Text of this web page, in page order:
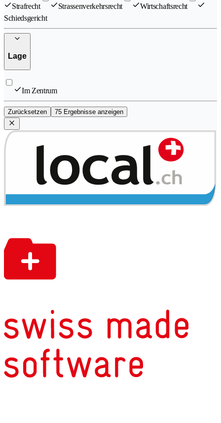
Strafrecht Strassenverkehrsrecht
Wirtschaftsrecht
Schiedsgericht
Lage
Im Zentrum
Zurücksetzen 75 Ergebnisse anzeigen